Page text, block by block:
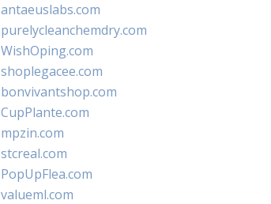
antaeuslabs.com
purelycleanchemdry.com
WishOping.com
shoplegacee.com
bonvivantshop.com
CupPlante.com
mpzin.com
stcreal.com
PopUpFlea.com
valueml.com